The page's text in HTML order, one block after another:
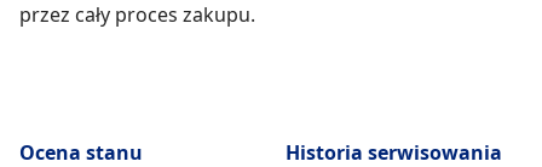
przez cały proces zakupu.
Ocena stanu
Historia serwisowania